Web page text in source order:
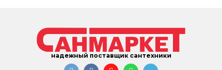
надежный поставщик сантехники